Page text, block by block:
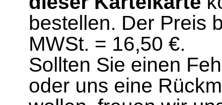
bestellen. Der Preis
MWSt. = 16,50 €.
Sollten Sie einen
oder uns eine